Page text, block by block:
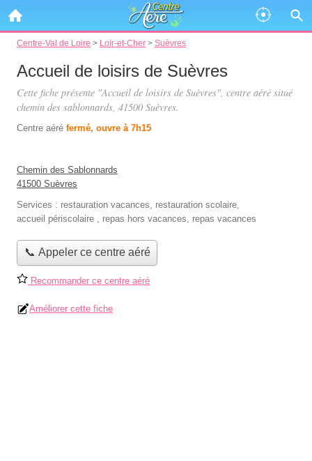
Centre-Val de Loire > Loir-et-Cher > Suèvres
Accueil de loisirs de Suèvres
Cette fiche présente "Accueil de loisirs de Suèvres", centre aéré situé
chemin des sablonnards, 41500 Suèvres.
Centre aéré fermé, ouvre à 7h15
Chemin des Sablonnards
41500 Suèvres
Services : restauration vacances, restauration scolaire,
accueil périscolaire , repas hors vacances, repas vacances
📞 Appeler ce centre aéré
Recommander ce centre aéré
Améliorer cette fiche